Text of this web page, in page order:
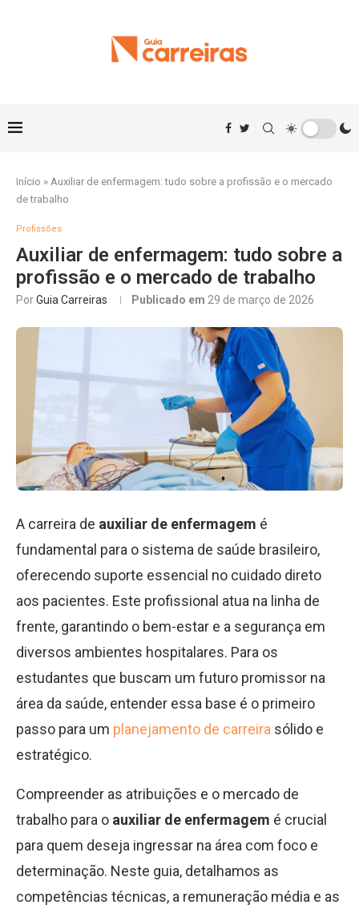
Início » Auxiliar de enfermagem: tudo sobre a profissão e o mercado
de trabalho
Profissões
Auxiliar de enfermagem: tudo sobre a
profissão e o mercado de trabalho
PorGuia Carreiras Publicado em 29 de março de 2026
A carreira de auxiliar de enfermagem é
fundamental para o sistema de saúde brasileiro,
oferecendo suporte essencial no cuidado direto
aos pacientes. Este profissional atua na linha de
frente, garantindo o bem-estar e a segurança em
diversos ambientes hospitalares. Para os
estudantes que buscam um futuro promissor na
área da saúde, entender essa base é o primeiro
passo para um planejamento de carreira sólido e
estratégico.
Compreender as atribuições e o mercado de
trabalho para o auxiliar de enfermagem é crucial
para quem deseja ingressar na área com foco e
determinação. Neste guia, detalhamos as
competências técnicas, a remuneração média e as